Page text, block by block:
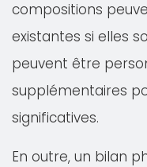
compositions
existantes si elles
peuvent être
supplémentaires
significatives.
En outre, un bilan